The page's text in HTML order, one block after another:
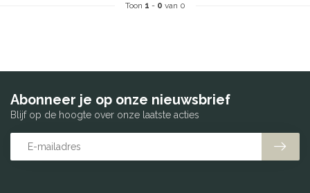
Toon 1 - 0 van 0
Abonneer je op onze nieuwsbrief
Blijf op de hoogte over onze laatste acties